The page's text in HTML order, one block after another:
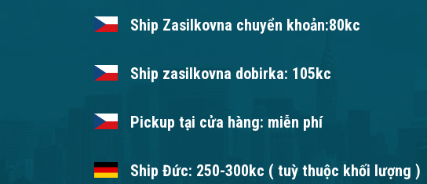
Ship Zasilkovna chuyển khoản:80kc
Ship zasilkovna dobirka: 105kc
Pickup tại cửa hàng: miễn phí
Ship Đức: 250-300kc ( tuỳ thuộc khối lượng )